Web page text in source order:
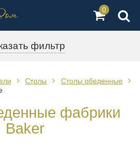
0
фильтр
Столы
Столы обеденные
фабрики
Baker